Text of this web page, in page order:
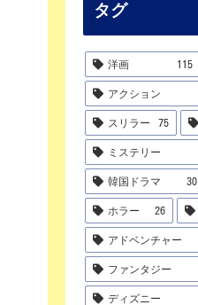
タグ
洋画 115
アクション
スリラー 75
ミステリー
韓国ドラマ 30
ホラー 26
アドベンチャー
ファンタジー
ディズニー